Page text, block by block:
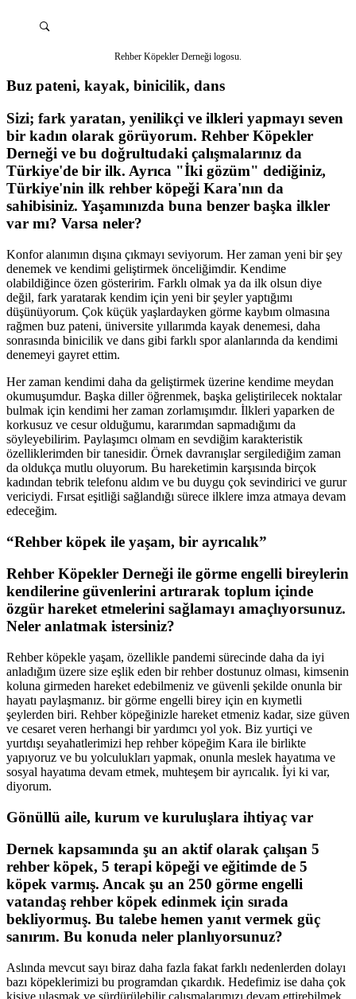
Rehber Köpekler Derneği logosu.
Buz pateni, kayak, binicilik, dans
Sizi; fark yaratan, yenilikçi ve ilkleri yapmayı seven
bir kadın olarak görüyorum. Rehber Köpekler
Derneği ve bu doğrultudaki çalışmalarınız da
Türkiye'de bir ilk. Ayrıca "İki gözüm" dediğiniz,
Türkiye'nin ilk rehber köpeği Kara'nın da
sahibisiniz. Yaşamınızda buna benzer başka ilkler
var mı? Varsa neler?
Konfor alanımın dışına çıkmayı seviyorum. Her zaman yeni bir şey
denemek ve kendimi geliştirmek önceliğimdir. Kendime
olabildiğince özen gösteririm. Farklı olmak ya da ilk olsun diye
değil, fark yaratarak kendim için yeni bir şeyler yaptığımı
düşünüyorum. Çok küçük yaşlardayken görme kaybım olmasına
rağmen buz pateni, üniversite yıllarımda kayak denemesi, daha
sonrasında binicilik ve dans gibi farklı spor alanlarında da kendimi
denemeyi gayret ettim.
Her zaman kendimi daha da geliştirmek üzerine kendime meydan
okumuşumdur. Başka diller öğrenmek, başka geliştirilecek noktalar
bulmak için kendimi her zaman zorlamışımdır. İlkleri yaparken de
korkusuz ve cesur olduğumu, kararımdan sapmadığımı da
söyleyebilirim. Paylaşımcı olmam en sevdiğim karakteristik
özelliklerimden bir tanesidir. Örnek davranışlar sergilediğim zaman
da oldukça mutlu oluyorum. Bu hareketimin karşısında birçok
kadından tebrik telefonu aldım ve bu duygu çok sevindirici ve gurur
vericiydi. Fırsat eşitliği sağlandığı sürece ilklere imza atmaya devam
edeceğim.
“Rehber köpek ile yaşam, bir ayrıcalık”
Rehber Köpekler Derneği ile görme engelli bireylerin
kendilerine güvenlerini artırarak toplum içinde
özgür hareket etmelerini sağlamayı amaçlıyorsunuz.
Neler anlatmak istersiniz?
Rehber köpekle yaşam, özellikle pandemi sürecinde daha da iyi
anladığım üzere size eşlik eden bir rehber dostunuz olması, kimsenin
koluna girmeden hareket edebilmeniz ve güvenli şekilde onunla bir
hayatı paylaşmanız. bir görme engelli birey için en kıymetli
şeylerden biri. Rehber köpeğinizle hareket etmeniz kadar, size güven
ve cesaret veren herhangi bir yardımcı yol yok. Biz yurtiçi ve
yurtdışı seyahatlerimizi hep rehber köpeğim Kara ile birlikte
yapıyoruz ve bu yolculukları yapmak, onunla meslek hayatıma ve
sosyal hayatıma devam etmek, muhteşem bir ayrıcalık. İyi ki var,
diyorum.
Gönüllü aile, kurum ve kuruluşlara ihtiyaç var
Dernek kapsamında şu an aktif olarak çalışan 5
rehber köpek, 5 terapi köpeği ve eğitimde de 5
köpek varmış. Ancak şu an 250 görme engelli
vatandaş rehber köpek edinmek için sırada
bekliyormuş. Bu talebe hemen yanıt vermek güç
sanırım. Bu konuda neler planlıyorsunuz?
Aslında mevcut sayı biraz daha fazla fakat farklı nedenlerden dolayı
bazı köpeklerimizi bu programdan çıkardık. Hedefimiz ise daha çok